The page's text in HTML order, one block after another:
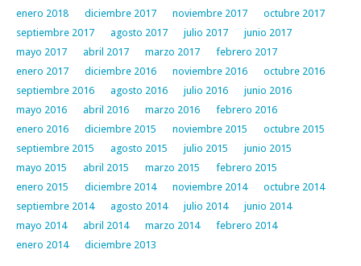
enero 2018
diciembre 2017 noviembre 2017
octubre 2017
septiembre 2017
agosto 2017 julio 2017
junio 2017
mayo 2017
abril 2017 marzo 2017
febrero 2017
enero 2017
diciembre 2016 noviembre 2016
octubre 2016
septiembre 2016
agosto 2016 julio 2016
junio 2016
mayo 2016
abril 2016 marzo 2016
febrero 2016
enero 2016
diciembre 2015 noviembre 2015
octubre 2015
septiembre 2015
agosto 2015 julio 2015
junio 2015
mayo 2015
abril 2015 marzo 2015
febrero 2015
enero 2015
diciembre 2014 noviembre 2014
octubre 2014
septiembre 2014
agosto 2014 julio 2014
junio 2014
mayo 2014
abril 2014 marzo 2014
febrero 2014
enero 2014
diciembre 2013